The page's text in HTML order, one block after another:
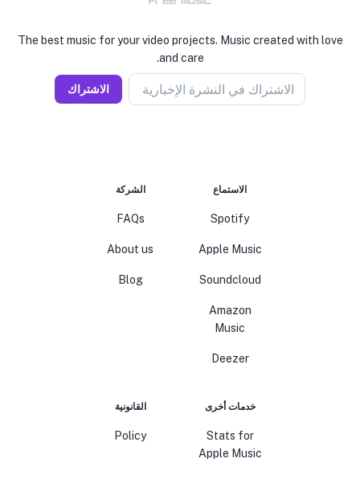
The best music for your video projects. Music created with love
and care.
الاشتراك في النشرة الإخبارية الاشتراك
الاستماع
Spotify
Apple Music
Soundcloud
Amazon
Music
Deezer
الشركة
FAQs
About us
Blog
خدمات أخرى
Stats for
Apple Music
القانونية
Policy